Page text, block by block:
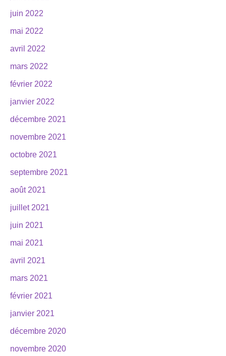
juin 2022
mai 2022
avril 2022
mars 2022
février 2022
janvier 2022
décembre 2021
novembre 2021
octobre 2021
septembre 2021
août 2021
juillet 2021
juin 2021
mai 2021
avril 2021
mars 2021
février 2021
janvier 2021
décembre 2020
novembre 2020